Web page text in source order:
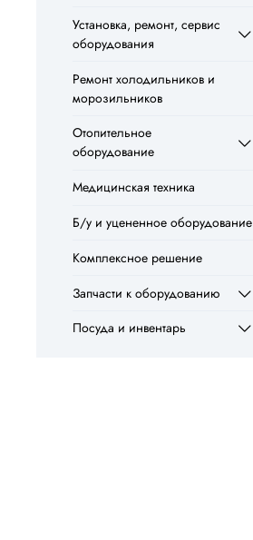
Установка, ремонт, сервис
оборудования
Ремонт холодильников и
морозильников
Отопительное
оборудование
Медицинская техника
Б/у и уцененное оборудование
Комплексное решение
Запчасти к оборудованию
Посуда и инвентарь